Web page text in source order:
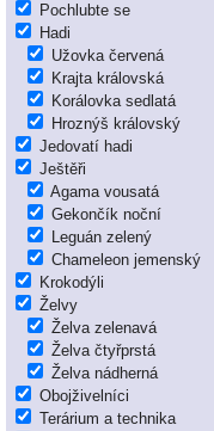
Pochlubte se
Hadi
Užovka červená
Krajta královská
Korálovka sedlatá
Hroznýš královský
Jedovatí hadi
Ještěři
Agama vousatá
Gekončík noční
Leguán zelený
Chameleon jemenský
Krokodýli
Želvy
Želva zelenavá
Želva čtyřprstá
Želva nádherná
Obojživelníci
Terárium a technika